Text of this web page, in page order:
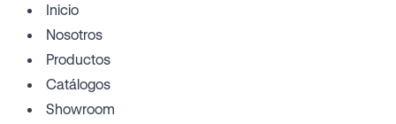
Inicio
Nosotros
Productos
Catálogos
Showroom